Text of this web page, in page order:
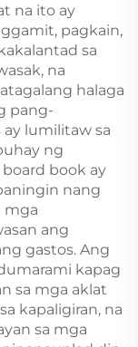
na ito ay
pagkain,
sa
na
halaga
pang-
ay lumilitaw sa
ng
book ay
nang
mga
ang
gastos. Ang
kapag
sa mga aklat
kapaligiran, na
sa mga